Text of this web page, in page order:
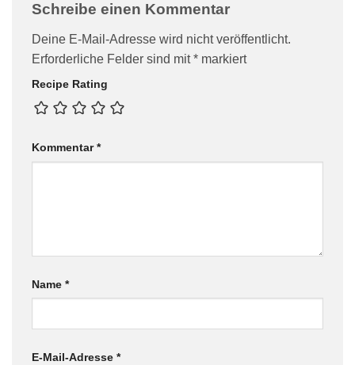
Schreibe einen Kommentar
Deine E-Mail-Adresse wird nicht veröffentlicht.
Erforderliche Felder sind mit* markiert
Recipe Rating
Kommentar*
Name *
E-Mail-Adresse *